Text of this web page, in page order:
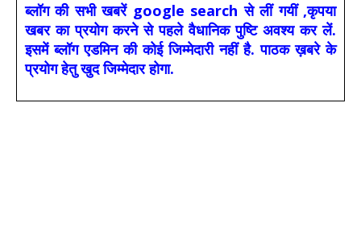
ब्लॉग की सभी खबरें google search से लीं गयीं ,कृपया
खबर का प्रयोग करने से पहले वैधानिक पुष्टि अवश्य कर लें.
इसमें ब्लॉग एडमिन की कोई जिम्मेदारी नहीं है. पाठक ख़बरे के
प्रयोग हेतु खुद जिम्मेदार होगा.